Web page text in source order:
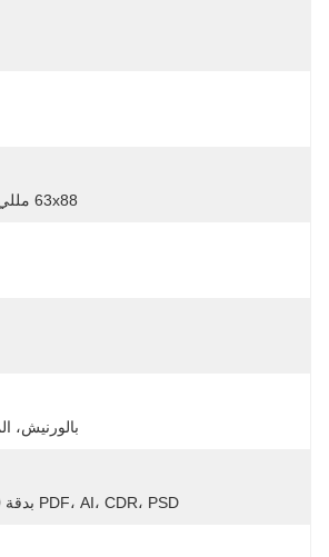
63x88 مللي متر أو حسب الطلب
PDF، AI، CDR، PSD بدقة 300 نقطة في البوصة